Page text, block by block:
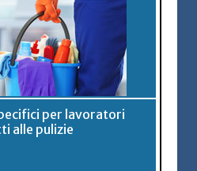
per lavoratori
alle pulizie